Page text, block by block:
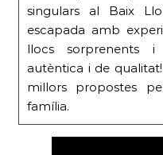
singulars al Baix
escapada amb
llocs sorprenents i
autèntica i de
millors propostes
família.